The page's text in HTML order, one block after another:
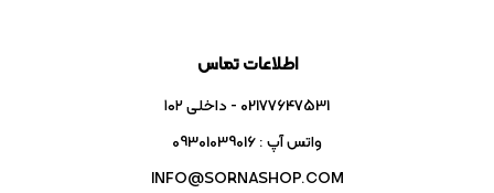
اطلاعات تماس
02177647531 - داخلی ۱۰۲
واتس آپ : 09301039016
INFO@SORNASHOP.COM